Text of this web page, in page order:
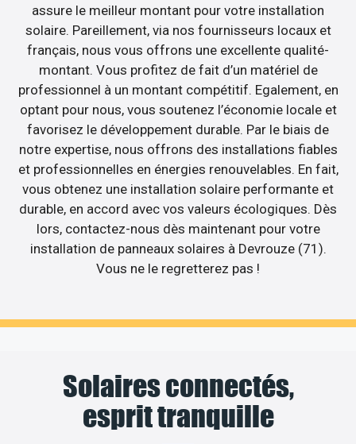
assure le meilleur montant pour votre installation
solaire. Pareillement, via nos fournisseurs locaux et
français, nous vous offrons une excellente qualité-
montant. Vous profitez de fait d’un matériel de
professionnel à un montant compétitif. Egalement, en
optant pour nous, vous soutenez l’économie locale et
favorisez le développement durable. Par le biais de
notre expertise, nous offrons des installations fiables
et professionnelles en énergies renouvelables. En fait,
vous obtenez une installation solaire performante et
durable, en accord avec vos valeurs écologiques. Dès
lors, contactez-nous dès maintenant pour votre
installation de panneaux solaires à Devrouze (71).
Vous ne le regretterez pas !
Solaires connectés,
esprit tranquille